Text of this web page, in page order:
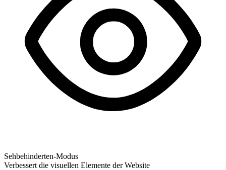
Sehbehinderten-Modus
Verbessert die visuellen Elemente der Website